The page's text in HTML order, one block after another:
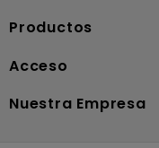
Productos
Acceso
Nuestra Empresa